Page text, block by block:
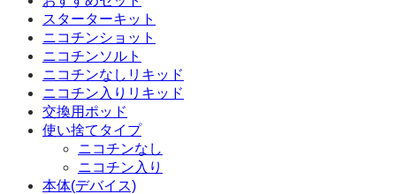
ELFLIQ
BY
ELFBAR
1
本
個
スターターキット
ニコチンショット
ニコチンソルト
ニコチンなしリキッド
ニコチン入りリキッド
交換用ポッド
使い捨てタイプ
ニコチンなし
ニコチン入り
本体(デバイス)